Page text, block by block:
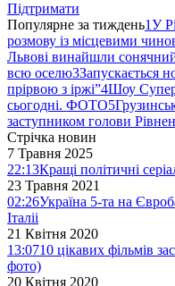
Підтримати
Популярне за тиждень1У
розмову із місцевими
Львові винайшли
всю оселю3Запускається
прірвою з іржі”4Шоу
сьогодні. ФОТО5
заступником голови
Стрічка новин
7 Травня 2025
22:13Кращі політичні
23 Травня 2021
02:26Україна 5-та на
Італіі
21 Квітня 2020
13:0710 цікавих фільмів
фото)
20 Квітня 2020